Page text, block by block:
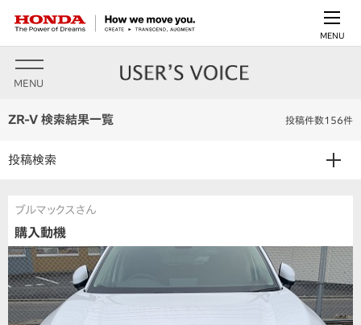
MENU
MENU
ZR-V 検索結果一覧 投稿件数156件
投稿検索
ブルマックスさん
購入動機